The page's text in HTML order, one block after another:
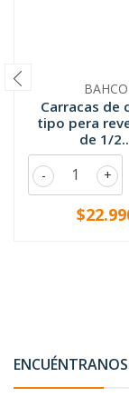
BAHCO
Carracas de
tipo pera
de 1/
+
-
ENCUÉNTRANOS